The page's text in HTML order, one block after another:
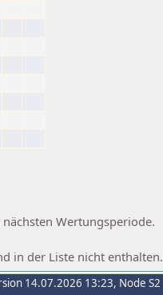
Wertungsperiode.
in der Liste nicht enthalten.
14.07.2026 13:23, Node S2